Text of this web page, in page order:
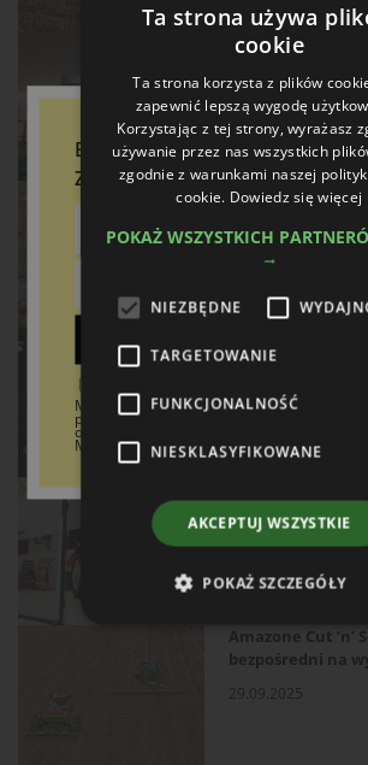
Bądź na bieżąco!
Zapisz się do newslettera
Zapisz
Medien Sp. z o.o. treści marketingowych
pośrednictwem poczty elektronicznej w tym
o ofertach specjalnych dotyczących firmy
Medien Sp. z o.o. oraz jej kontrahentów.
Agro Show.
04.10.2025
Krone OptiSet z
04.10.2025
Nokian Tyres
srebrny medal
Części
pod własną
02.10.2025
Amazone Cut ’n’
bezpośredni na
29.09.2025
Ta strona używa
cookie
Ta strona korzysta z plików
zapewnić lepszą wygodę
Korzystając z tej strony, wyrażasz
używanie przez nas wszystkich
zgodnie z warunkami naszej
cookie. Dowiedz się więcej
POKAŻ WSZYSTKICH
→
NIEZBĘDNE
TARGETOWANIE
FUNKCJONALNOŚĆ
NIESKLASYFIKOWANE
AKCEPTUJ WSZYSTKIE
POKAŻ SZCZEGÓŁY